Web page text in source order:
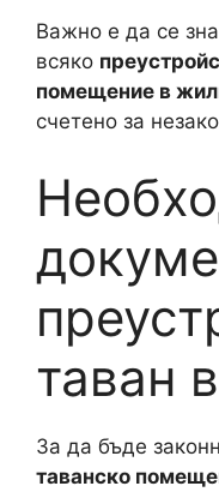
Важно е да се
всяко
помещение в
счетено за
таван
За да бъде
таванско